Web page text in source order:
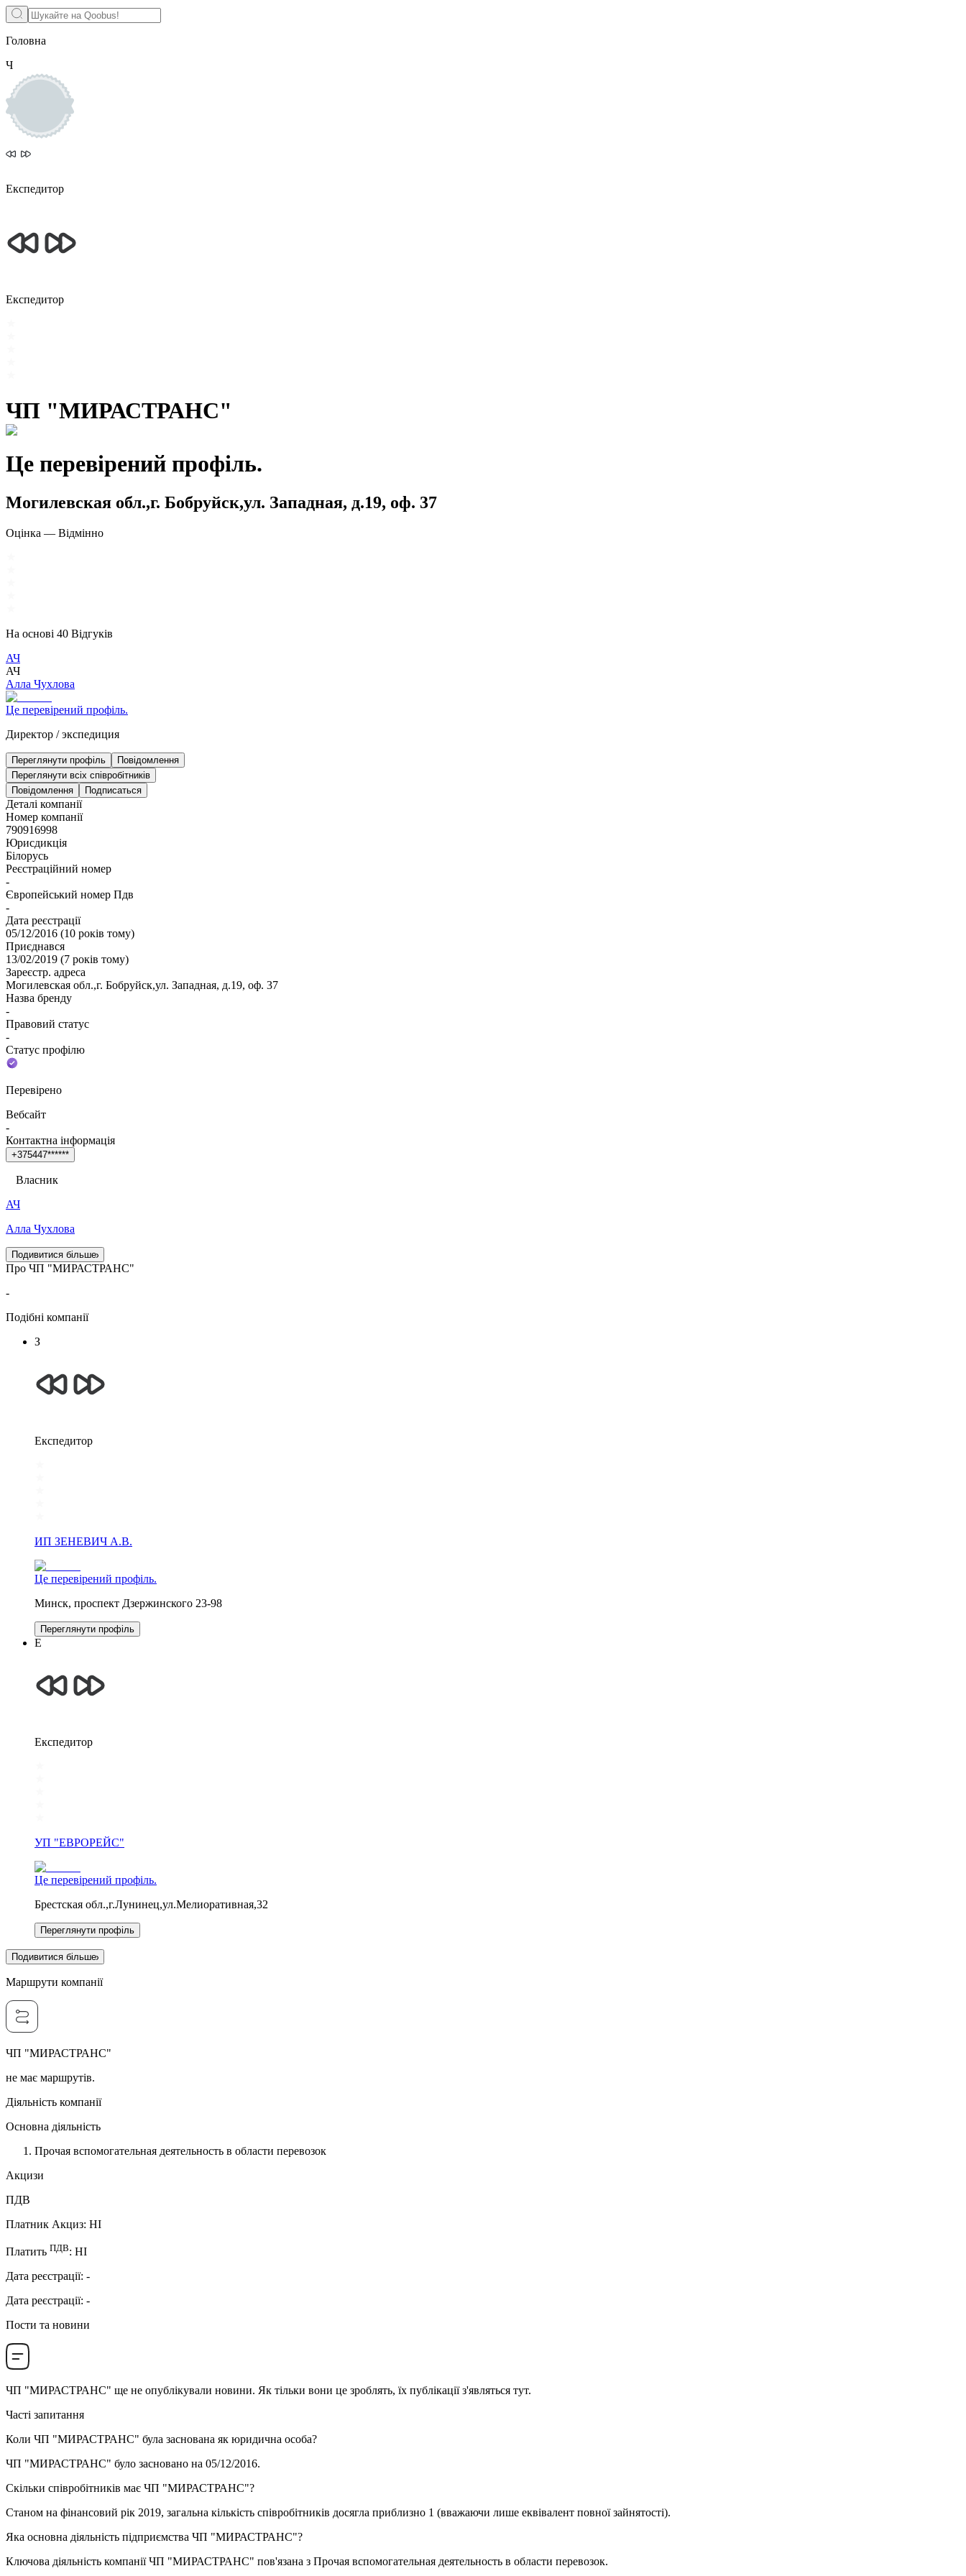
Головна
Ч
Експедитор
Експедитор
ЧП "МИРАСТРАНС"
Це перевірений профіль.
Могилевская обл.,г. Бобруйск,ул. Западная, д.19, оф. 37
Оцінка — Відмінно
На основі 40 Відгуків
АЧ
АЧ
Алла Чухлова
Це перевірений профіль.
Директор /экспедиция
Переглянути профіль
Повідомлення
Переглянути всіх співробітників
Повідомлення
Подписаться
Деталі компанії
Номер компанії
790916998
Юрисдикція
Білорусь
Реєстраційний номер
-
Європейський номер Пдв
-
Дата реєстрації
05/12/2016 (10 років тому)
Приєднався
13/02/2019 (7 років тому)
Зареєстр. адреса
Могилевская обл.,г. Бобруйск,ул. Западная, д.19, оф. 37
Назва бренду
-
Правовий статус
-
Статус профілю
Перевірено
Вебсайт
-
Контактна інформація
+375447******
Власник
АЧ
Алла Чухлова
Подивитися більше
Про ЧП "МИРАСТРАНС"
-
Подібні компанії
З
Експедитор
ИП ЗЕНЕВИЧ А.В.
Це перевірений профіль.
Минск, проспект Дзержинского 23-98
Переглянути профіль
Е
Експедитор
УП "ЕВРОРЕЙС"
Це перевірений профіль.
Брестская обл.,г.Лунинец,ул.Мелиоративная,32
Переглянути профіль
Подивитися більше
Маршрути компанії
ЧП "МИРАСТРАНС"
не має маршрутів.
Діяльність компанії
Основна діяльність
Прочая вспомогательная деятельность в области перевозок
Акцизи
ПДВ
Платник Акциз: НI
Платить ПДВ: НI
Дата реєстрації: -
Дата реєстрації: -
Пости та новини
ЧП "МИРАСТРАНС" ще не опублікували новини. Як тільки вони це зроблять, їх публікації з'являться тут.
Часті запитання
Коли ЧП "МИРАСТРАНС" була заснована як юридична особа?
ЧП "МИРАСТРАНС" було засновано на 05/12/2016.
Скільки співробітників має ЧП "МИРАСТРАНС"?
Станом на фінансовий рік 2019, загальна кількість співробітників досягла приблизно 1 (вважаючи лише еквівалент повної зайнятості).
Яка основна діяльність підприємства ЧП "МИРАСТРАНС"?
Ключова діяльність компанії ЧП "МИРАСТРАНС" пов'язана з Прочая вспомогательная деятельность в области перевозок.